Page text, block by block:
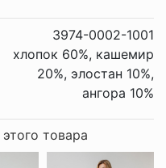
3974-0002-1001
хлопок 60%, кашемир
20%, элостан 10%,
ангора 10%
товара